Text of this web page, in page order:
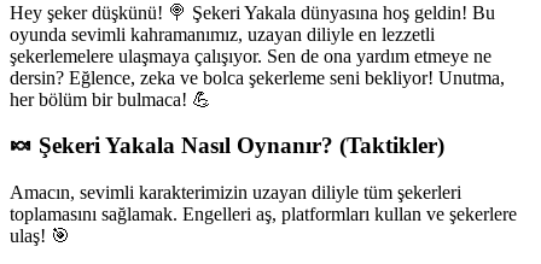
Hey şeker düşkünü! 🍭 Şekeri Yakala dünyasına hoş geldin! Bu
oyunda sevimli kahramanımız, uzayan diliyle en lezzetli
şekerlemelere ulaşmaya çalışıyor. Sen de ona yardım etmeye ne
dersin? Eğlence, zeka ve bolca şekerleme seni bekliyor! Unutma,
her bölüm bir bulmaca! 💪
🍬 Şekeri Yakala Nasıl Oynanır? (Taktikler)
Amacın, sevimli karakterimizin uzayan diliyle tüm şekerleri
toplamasını sağlamak. Engelleri aş, platformları kullan ve şekerlere
ulaş! 🎯